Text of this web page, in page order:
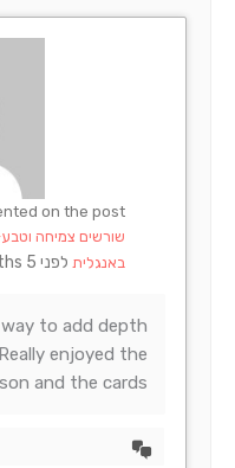
on the post,
שורשים צמיחה
באנגלית לפני 5 months
to add depth
enjoyed the
and the cards.